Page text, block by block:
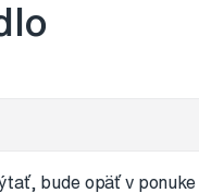
bude opäť v